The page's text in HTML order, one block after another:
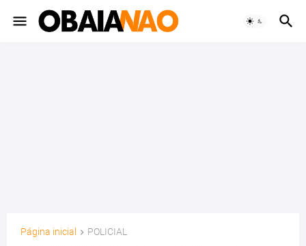
Página inicial POLICIAL